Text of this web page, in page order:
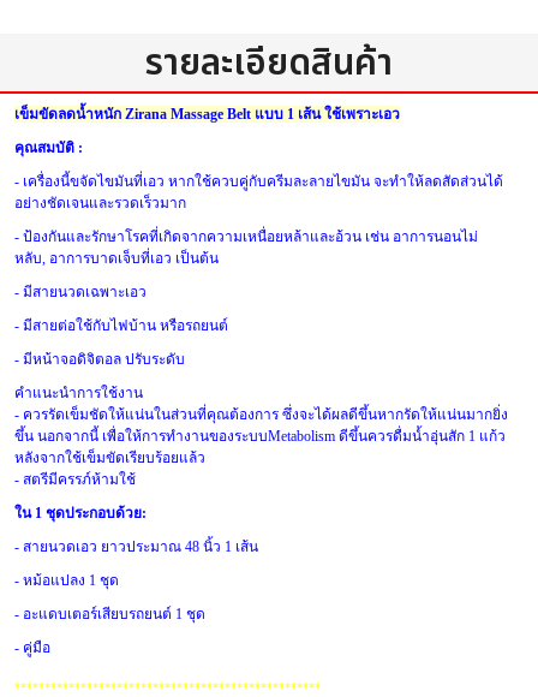
รายละเอียดสินค้า
เข็มขัดลดน้ำหนัก Zirana Massage Belt แบบ 1 เส้น ใช้เพราะเอว
คุณสมบัติ :
- เครื่องนี้ขจัดไขมันที่เอว หากใช้ควบคู่กับครีมละลายไขมัน จะทำให้ลดสัดส่วนได้
อย่างชัดเจนและรวดเร็วมาก
- ป้องกันและรักษาโรคที่เกิดจากความเหนื่อยหล้าและอ้วน เช่น อาการนอนไม่
หลับ, อาการบาดเจ็บที่เอว เป็นต้น
- มีสายนวดเฉพาะเอว
- มีสายต่อใช้กับไฟบ้าน หรือรถยนต์
- มีหน้าจอดิจิตอล ปรับระดับ
คำแนะนำการใช้งาน
- ควรรัดเข็มชัดให้แน่นในส่วนที่คุณต้องการ ซึ่งจะได้ผลดีขึ้นหากรัดให้แน่นมากยิ่ง
ขึ้น นอกจากนี้ เพื่อให้การทำงานของระบบMetabolism ดีขึ้นควรดื่มน้ำอุ่นสัก 1 แก้ว
หลังจากใช้เข็มขัดเรียบร้อยแล้ว
- สตรีมีครรภ์ห้ามใช้
ใน 1 ชุดประกอบด้วย:
- สายนวดเอว ยาวประมาณ 48 นิ้ว 1 เส้น
- หม้อแปลง 1 ชุด
- อะแดบเตอร์เสียบรถยนต์ 1 ชุด
- คู่มือ
***************************************************